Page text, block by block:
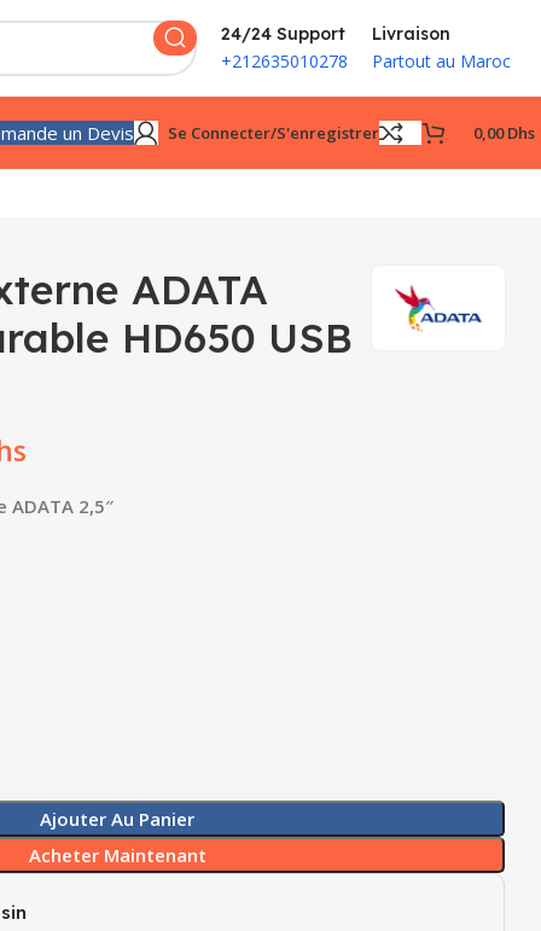
24/24 Support
+212635010278
Livraison
Partout au Maroc
un Devis Se Connecter/s'enregistrer 0,00Dhs
ADATA
HD650 USB
2,5″
Ajouter Au Panier
Acheter Maintenant